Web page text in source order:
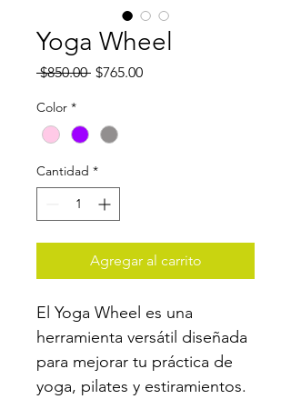
Yoga Wheel
$850.00 Precio
$765.00Precio
Color *
Cantidad *
Agregar al carrito
El Yoga Wheel es una
herramienta versátil diseñada
para mejorar tu práctica de
yoga, pilates y estiramientos.